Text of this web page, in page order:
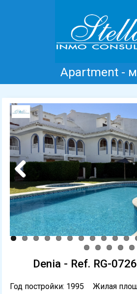
Apartment -
Главная Коста
Аренда Новые дома
Отзывы
Previous
Denia - Ref. RG-0726
Год постройки: 1995
Жилая